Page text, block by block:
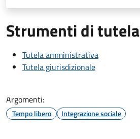
Strumenti di tutela
Tutela amministrativa
Tutela giurisdizionale
Argomenti:
Tempo libero Integrazione sociale